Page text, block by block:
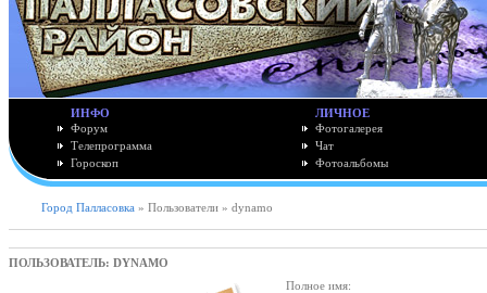
ИНФО
Форум
Телепрограмма
Гороскоп
ЛИЧНОЕ
Фотогалерея
Чат
Фотоальбомы
Город Палласовка » Пользователи » dynamo
ПОЛЬЗОВАТЕЛЬ: DYNAMO
Полное имя: